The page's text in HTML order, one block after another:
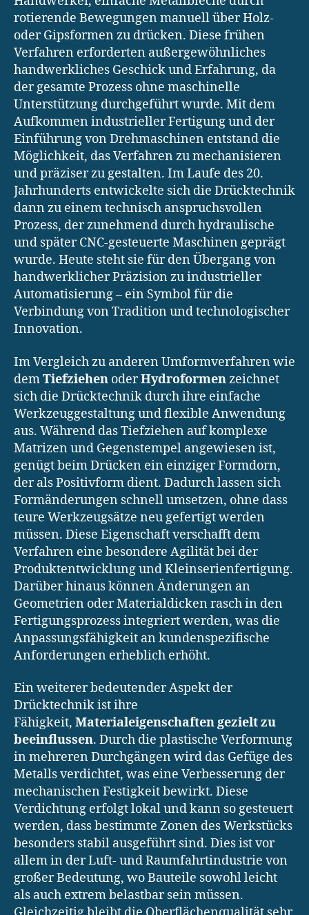
rotierende Bewegungen manuell über Holz-
oder Gipsformen zu drücken. Diese frühen
Verfahren erforderten außergewöhnliches
handwerkliches Geschick und Erfahrung, da
der gesamte Prozess ohne maschinelle
Unterstützung durchgeführt wurde. Mit dem
Aufkommen industrieller Fertigung und der
Einführung von Drehmaschinen entstand die
Möglichkeit, das Verfahren zu mechanisieren
und präziser zu gestalten. Im Laufe des 20.
Jahrhunderts entwickelte sich die Drücktechnik
dann zu einem technisch anspruchsvollen
Prozess, der zunehmend durch hydraulische
und später CNC-gesteuerte Maschinen geprägt
wurde. Heute steht sie für den Übergang von
handwerklicher Präzision zu industrieller
Automatisierung – ein Symbol für die
Verbindung von Tradition und technologischer
Innovation.
Im Vergleich zu anderen Umformverfahren wie
demTiefziehen oderHydroformenzeichnet
sich die Drücktechnik durch ihre einfache
Werkzeuggestaltung und flexible Anwendung
aus. Während das Tiefziehen auf komplexe
Matrizen und Gegenstempel angewiesen ist,
genügt beim Drücken ein einziger Formdorn,
der als Positivform dient. Dadurch lassen sich
Formänderungen schnell umsetzen, ohne dass
teure Werkzeugsätze neu gefertigt werden
müssen. Diese Eigenschaft verschafft dem
Verfahren eine besondere Agilität bei der
Produktentwicklung und Kleinserienfertigung.
Darüber hinaus können Änderungen an
Geometrien oder Materialdicken rasch in den
Fertigungsprozess integriert werden, was die
Anpassungsfähigkeit an kundenspezifische
Anforderungen erheblich erhöht.
Ein weiterer bedeutender Aspekt der
Drücktechnik ist ihre
Fähigkeit, Materialeigenschaften gezielt zu
beeinflussen. Durch die plastische Verformung
in mehreren Durchgängen wird das Gefüge des
Metalls verdichtet, was eine Verbesserung der
mechanischen Festigkeit bewirkt. Diese
Verdichtung erfolgt lokal und kann so gesteuert
werden, dass bestimmte Zonen des Werkstücks
besonders stabil ausgeführt sind. Dies ist vor
allem in der Luft- und Raumfahrtindustrie von
großer Bedeutung, wo Bauteile sowohl leicht
als auch extrem belastbar sein müssen.